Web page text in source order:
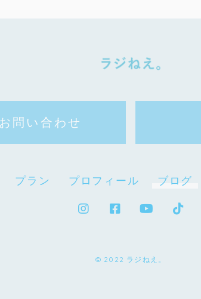
お問い合わせ
プラン プロフィール ブログ
© 2022 ラジねえ。